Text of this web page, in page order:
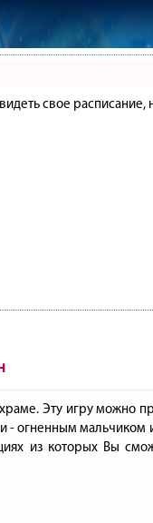
свое
Эту игру можно
- огненным мальчиком
из которых Вы